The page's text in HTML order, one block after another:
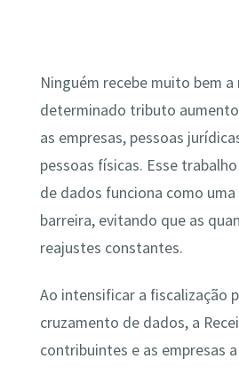
Ninguém recebe muito bem
determinado tributo
as empresas, pessoas
pessoas físicas. Esse
de dados funciona como uma
barreira, evitando que as
reajustes constantes.
Ao intensificar a fiscalização
cruzamento de dados, a
contribuintes e as empresas